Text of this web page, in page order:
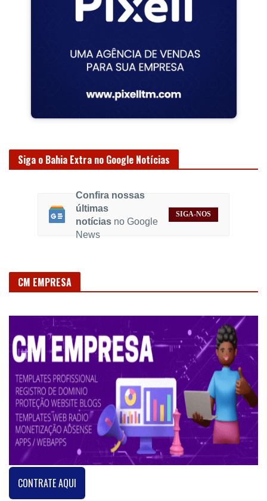
Siga o Bahia Extra no Google Notícias
últimas
notícias
News
CM EMPRESA